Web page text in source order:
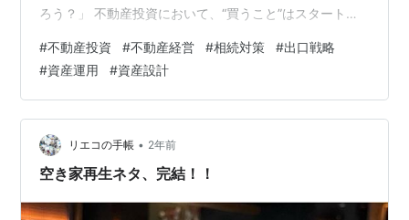
ろう？」 不動産投資において、“買うこと”はスタートラ
終わらせるか」──つまり、出口戦略です。 そしてその出
口は、「売却」だけではありません。「保有し続ける」
「相続・承継する」など、いくつもの選択肢がありま
す。 今回は、不動産投資の“着地地点”を見据えた視点
で、出口と資産設計の考え方を整理してみたいと思いま
す。 2. 出口戦略の基本パターンはこ…
#不動産投資 #不動産経営 #相続対策 #出口戦略
#資産運用 #資産設計
リエコの手帳 • 2年前
空き家再生ネタ、完結！！